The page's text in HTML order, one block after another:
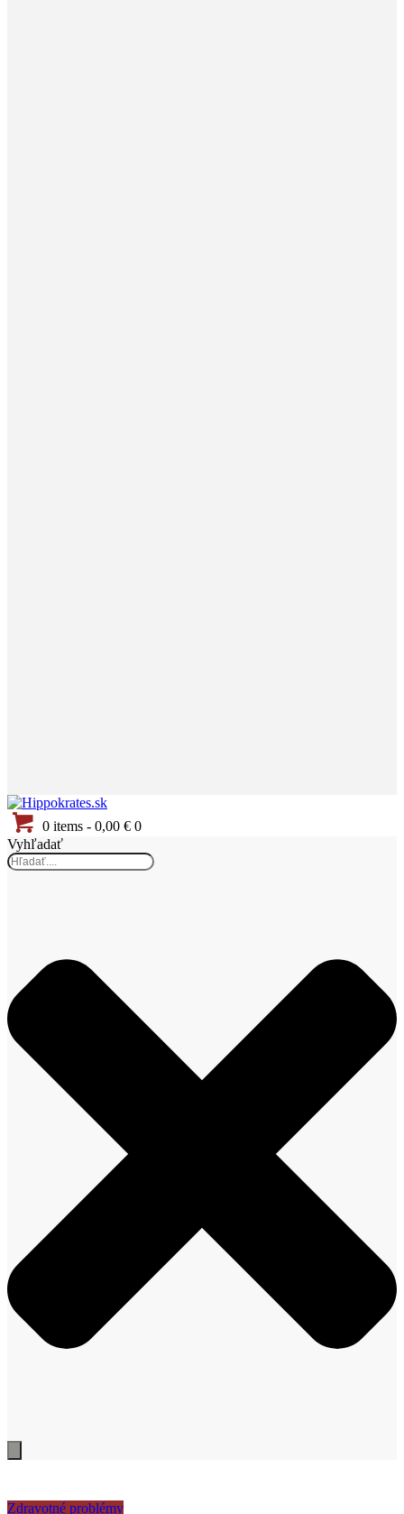
0 items - 0,00 € 0
Vyhľadať
Zdravotné problémy